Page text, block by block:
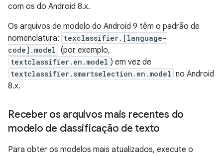
com os do Android 8.x.
Os arquivos de modelo do Android 9 têm o padrão de
nomenclatura: texclassifier.[language-
code].model (por exemplo,
textclassifier.en.model ) em vez de
textclassifier.smartselection.en.model no Android
8.x.
Receber os arquivos mais recentes do
modelo de classificação de texto
Para obter os modelos mais atualizados, execute o